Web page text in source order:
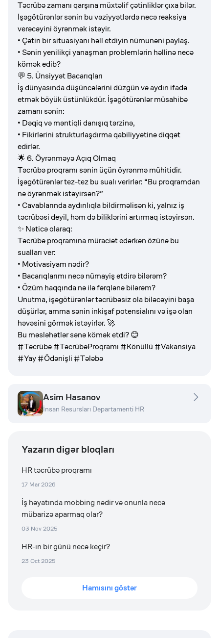
Təcrübə zamanı qarşına müxtəlif çətinliklər çıxa bilər.
İşəgötürənlər sənin bu vəziyyətlərdə necə reaksiya
verəcəyini öyrənmək istəyir.
• Çətin bir situasiyanı həll etdiyin nümunəni paylaş.
• Sənin yenilikçi yanaşman problemlərin həllinə necə
kömək edib?
💬 5. Ünsiyyət Bacarıqları
İş dünyasında düşüncələrini düzgün və aydın ifadə
etmək böyük üstünlükdür. İşəgötürənlər müsahibə
zamanı sənin:
• Dəqiq və məntiqli danışıq tərzinə,
• Fikirlərini strukturlaşdırma qabiliyyətinə diqqət
edirlər.
🌟 6. Öyrənməyə Açıq Olmaq
Təcrübə proqramı sənin üçün öyrənmə mühitidir.
İşəgötürənlər tez-tez bu sualı verirlər: “Bu proqramdan
nə öyrənmək istəyirsən?”
• Cavablarında aydınlıqla bildirməlisən ki, yalnız iş
təcrübəsi deyil, həm də biliklərini artırmaq istəyirsən.
✨ Nəticə olaraq:
Təcrübə proqramına müraciət edərkən özünə bu
sualları ver:
• Motivasiyam nədir?
• Bacarıqlarımı necə nümayiş etdirə bilərəm?
• Özüm haqqında nə ilə fərqlənə bilərəm?
Unutma, işəgötürənlər təcrübəsiz ola biləcəyini başa
düşürlər, amma sənin inkişaf potensialını və işə olan
həvəsini görmək istəyirlər. 🚀
Bu məsləhətlər sənə kömək etdi? 😊
#Təcrübə #TəcrübəProqramı #Könüllü #Vakansiya
#Yay #Ödənişli #Tələbə
Asim Hasanov
İnsan Resursları Departamenti HR
Yazarın digər bloqları
HR təcrübə proqramı
17 Mar 2026
İş həyatında mobbing nədir və onunla necə
mübarizə aparmaq olar?
03 Nov 2025
HR-ın bir günü necə keçir?
23 Oct 2025
Hamısını göstər